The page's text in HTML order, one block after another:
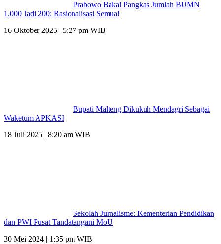
Prabowo Bakal Pangkas Jumlah BUMN
1.000 Jadi 200: Rasionalisasi Semua!
16 Oktober 2025 | 5:27 pm WIB
Bupati Malteng Dikukuh Mendagri Sebagai
Waketum APKASI
18 Juli 2025 | 8:20 am WIB
Sekolah Jurnalisme: Kementerian Pendidikan
dan PWI Pusat Tandatangani MoU
30 Mei 2024 | 1:35 pm WIB